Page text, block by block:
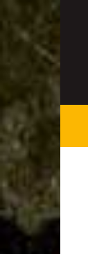
контенту